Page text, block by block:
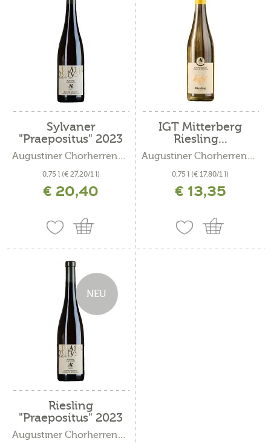
Sylvaner
"Praepositus" 2023
Augustiner Chorherrenstift...
0,75 l (€ 27,20/1 l)
inkl. MwSt. zzgl. Versandkosten
€ 20,40
IGT Mitterberg
Riesling...
Augustiner Chorherrenstift...
0,75 l (€ 17,80/1 l)
inkl. MwSt. zzgl. Versandkosten
€ 13,35
NEU
Riesling
"Praepositus" 2023
Augustiner Chorherrenstift...